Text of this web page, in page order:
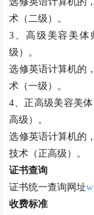
术（二级）。
3、高级 美容美体
级）。
选修英语计算机的
术（一级）。
4、正高级美容美
高级）。
选修英语计算机的
技术（正高级）。
证书查询
证书统一查询网址
收费标准